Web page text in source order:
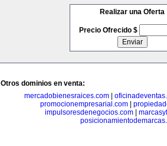
Realizar una Oferta
Precio Ofrecido $
Otros dominios en venta:
mercadobienesraices.com|
promocionempresarial.com|
impulsoresdenegocios.com|